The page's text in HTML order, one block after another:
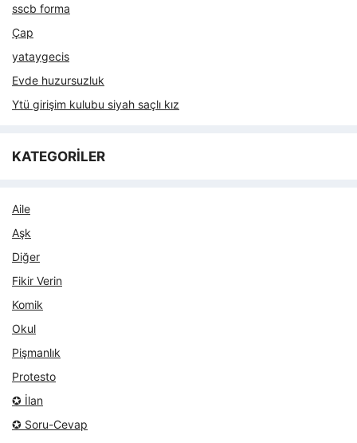
sscb forma
Çap
yataygecis
Evde huzursuzluk
Ytü girişim kulubu siyah saçlı kız
KATEGORİLER
Aile
Aşk
Diğer
Fikir Verin
Komik
Okul
Pişmanlık
Protesto
✪ İlan
✪ Soru-Cevap